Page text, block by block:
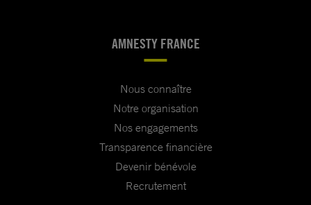
AMNESTY FRANCE
Nous connaître
Notre organisation
Nos engagements
Transparence financière
Devenir bénévole
Recrutement